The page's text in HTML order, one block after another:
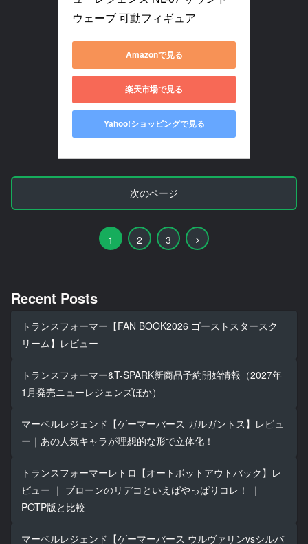
ウェーブ 可動フィギュア
Amazonで見る
楽天市場で見る
Yahoo!ショッピングで見る
次のページ
1 2 3
次
Recent Posts
トランスフォーマー【FAN BOOK2026 ゴーストスタースク
リーム】レビュー
トランスフォーマー&T-SPARK新商品予約開始情報（2027年
1月発売ニューレジェンズほか）
マーベルレジェンド【ゲーマーバース ガルガントス】レビュ
ー｜あの人気キャラが理想的な形で立体化！
トランスフォーマーレトロ【オートボットアウトバック】レ
ビュー ｜ ブローンのリデコといえばやっぱりコレ！ ｜
POTP版と比較
マーベルレジェンド【ゲーマーバース ウルヴァリンvsシルバ